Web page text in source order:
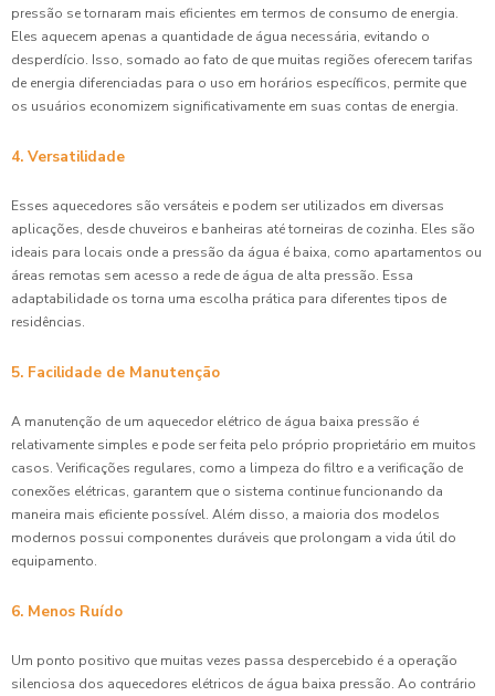
pressão se tornaram mais eficientes em termos de consumo de energia.
Eles aquecem apenas a quantidade de água necessária, evitando o
desperdício. Isso, somado ao fato de que muitas regiões oferecem tarifas
de energia diferenciadas para o uso em horários específicos, permite que
os usuários economizem significativamente em suas contas de energia.
4. Versatilidade
Esses aquecedores são versáteis e podem ser utilizados em diversas
aplicações, desde chuveiros e banheiras até torneiras de cozinha. Eles são
ideais para locais onde a pressão da água é baixa, como apartamentos ou
áreas remotas sem acesso a rede de água de alta pressão. Essa
adaptabilidade os torna uma escolha prática para diferentes tipos de
residências.
5. Facilidade de Manutenção
A manutenção de um aquecedor elétrico de água baixa pressão é
relativamente simples e pode ser feita pelo próprio proprietário em muitos
casos. Verificações regulares, como a limpeza do filtro e a verificação de
conexões elétricas, garantem que o sistema continue funcionando da
maneira mais eficiente possível. Além disso, a maioria dos modelos
modernos possui componentes duráveis que prolongam a vida útil do
equipamento.
6. Menos Ruído
Um ponto positivo que muitas vezes passa despercebido é a operação
silenciosa dos aquecedores elétricos de água baixa pressão. Ao contrário